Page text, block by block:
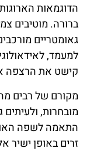
הדוגמאות
ברורה. מוטיבים
גאומטריים
למעמד,
קישט את הרצפה
מקורם של רבים
מובחרות,
התאמה לשפה
זרים באופן ישיר